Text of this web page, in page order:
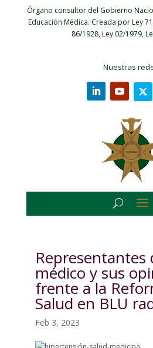
Órgano consultor del Gobierno
Educación Médica. Creada por Ley
86/1928, Ley 02/1979,
Nuestras
Representantes
médico y sus
frente a la
Salud en BLU
Feb 3, 2023